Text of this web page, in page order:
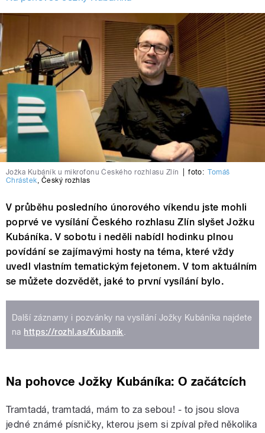
Jožka Kubáník u mikrofonu Českého rozhlasu Zlín foto: Tomáš
Chrástek, Český rozhlas
V průběhu posledního únorového víkendu jste mohli
poprvé ve vysílání Českého rozhlasu Zlín slyšet Jožku
Kubáníka. V sobotu i neděli nabídl hodinku plnou
povídání se zajímavými hosty na téma, které vždy
uvedl vlastním tematickým fejetonem. V tom aktuálním
se můžete dozvědět, jaké to první vysílání bylo.
Další záznamy i pozvánky na vysílání Jožky Kubáníka najdete
na https://rozhl.as/Kubanik.
Na pohovce Jožky Kubáníka: O začátcích
Tramtadá, tramtadá, mám to za sebou! - to jsou slova
jedné známé písničky, kterou jsem si zpíval před několika